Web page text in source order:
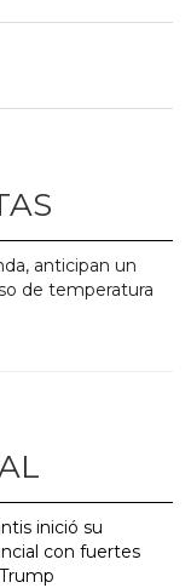
anticipan un
de temperatura
inició su
con fuertes